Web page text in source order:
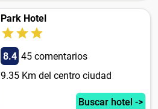
Park Hotel
8.4 45 comentarios
9.35 Km del centro ciudad
Buscar hotel ->